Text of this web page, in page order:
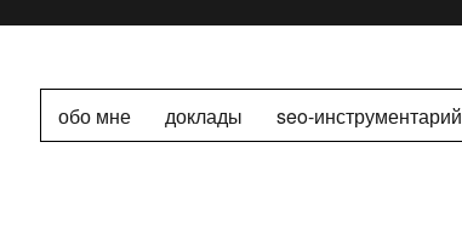
обо мне доклады seo-инструментарий